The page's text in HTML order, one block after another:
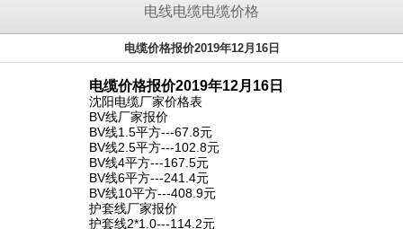
电线电缆电缆价格
电缆价格报价2019年12月16日
电缆价格报价2019年12月16日
沈阳电缆厂家价格表
BV线厂家报价
BV线1.5平方---67.8元
BV线2.5平方---102.8元
BV线4平方---167.5元
BV线6平方---241.4元
BV线10平方---408.9元
护套线厂家报价
护套线2*1.0---114.2元